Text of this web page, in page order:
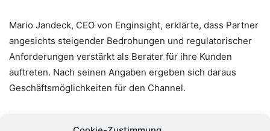
Mario Jandeck, CEO von Enginsight, erklärte, dass Partner
angesichts steigender Bedrohungen und regulatorischer
Anforderungen verstärkt als Berater für ihre Kunden
auftreten. Nach seinen Angaben ergeben sich daraus
Geschäftsmöglichkeiten für den Channel.